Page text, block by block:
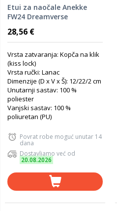
Etui za naočale Anekke
FW24 Dreamverse
28,56 €
Vrsta zatvaranja: Kopča na klik
(kiss lock)
Vrsta ručki: Lanac
Dimenzije (D x V x Š): 12/22/2 cm
Unutarnji sastav: 100 %
poliester
Vanjski sastav: 100 %
poliuretan (PU)
Povrat robe moguć unutar 14
dana
Dostavljamo već od
20.08.2026